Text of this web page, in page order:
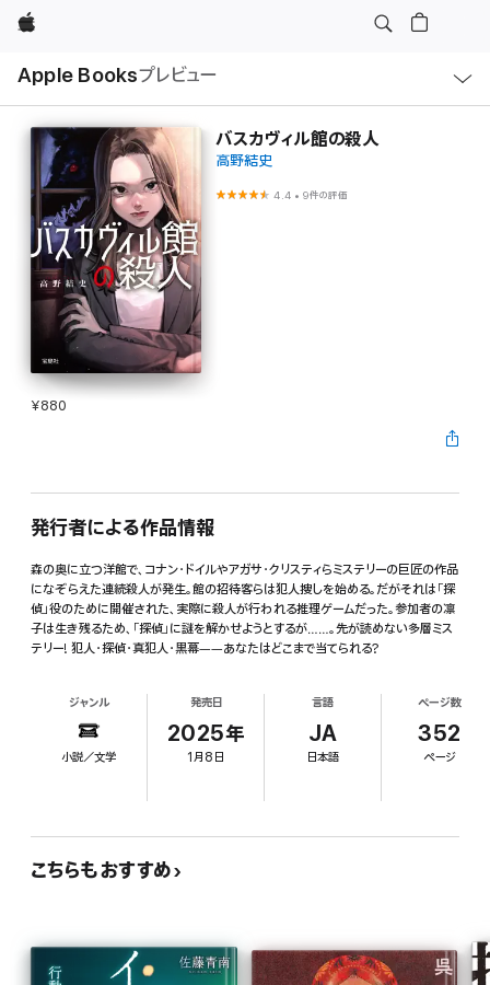
Apple
Apple Booksプレビュー
ル
バスカヴィル館の殺人
高野結史
4.4 • 9件の評価
¥880
発行者による作品情報
森の奥に立つ洋館で、コナン・ドイルやアガサ・クリスティらミステリーの巨匠の作品
になぞらえた連続殺人が発生。館の招待客らは犯人捜しを始める。だがそれは「探
偵」役のために開催された、実際に殺人が行われる推理ゲームだった。参加者の凛
子は生き残るため、「探偵」に謎を解かせようとするが……。先が読めない多層ミス
テリー! 犯人・探偵・真犯人・黒幕――あなたはどこまで当てられる?
ジャンル
小説／文学
発売日
2025年
1月8日
言語
JA
日本語
ページ数
352
ページ
こちらもおすすめ